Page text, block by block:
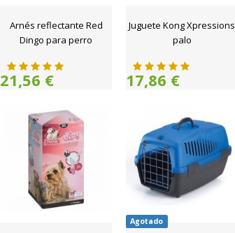
Arnés reflectante Red
Dingo para perro
21,56 €
Juguete Kong Xpressions
palo
17,86 €
Agotado